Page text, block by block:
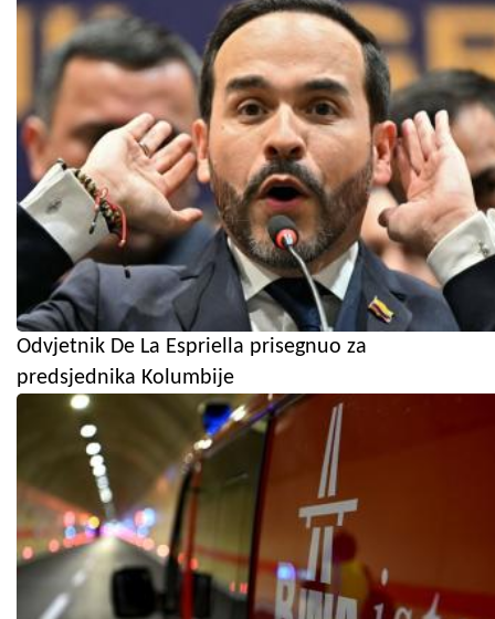
Odvjetnik De La Espriella prisegnuo za
predsjednika Kolumbije